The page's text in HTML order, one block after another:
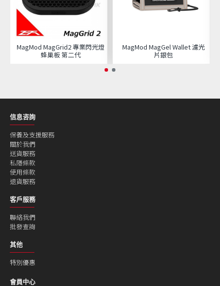
MagMod MagGrid2 專業閃光燈
蜂巢板 第二代
MagMod MagGel Wallet 濾光
片銀包
信息咨詢
保養及支援服務
關於我們
送貨服務
私隱條款
使用條款
退貨服務
客戶服務
聯絡我們
批發查詢
其他
特別優惠
會員中心